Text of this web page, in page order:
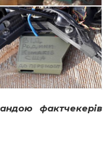
фактчекерів